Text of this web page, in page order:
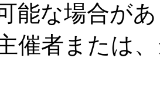
能な場合が
催者または